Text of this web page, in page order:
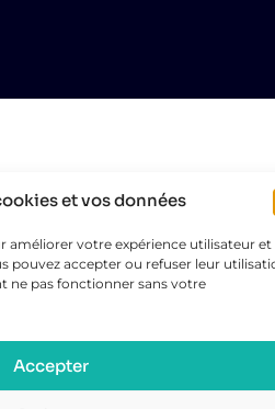
et vos données
améliorer votre expérience utilisateur et
pouvez accepter ou refuser leur
ne pas fonctionner sans votre
Accepter